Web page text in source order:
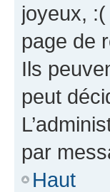
joyeux,
page de
Ils
peut
par
Haut